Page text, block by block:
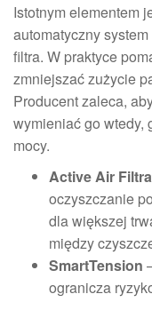
Istotnym elementem
automatyczny
filtra. W praktyce
zmniejszać zużycie
Producent zaleca,
wymieniać go wtedy,
mocy.
Active Air
oczyszczanie
dla większej
między
SmartTension
ogranicza